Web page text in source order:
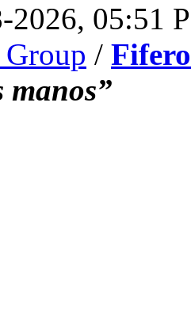
2026, 05:51
/
manos”